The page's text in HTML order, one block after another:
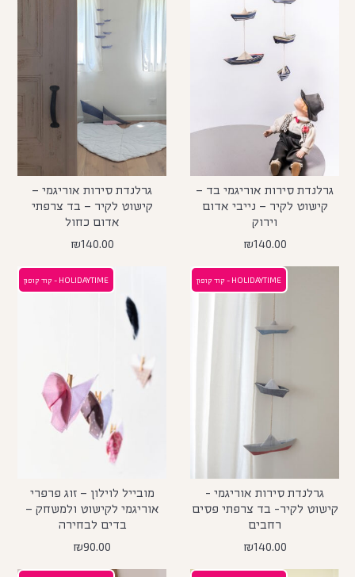
גרלנדת סירות אוריגמי בד –
קישוט לקיר – נייבי אדום
וירוק
₪140.00
גרלנדת סירות אוריגמי –
קישוט לקיר – בד צרפתי
אדום כחול
₪140.00
HOLIDAYTIME - קוד קופון
גרלנדת סירות אוריגמי -
קישוט לקיר- בד צרפתי פסים
רחבים
₪140.00
HOLIDAYTIME - קוד קופון
מובייל לוילון – זוג פרפרי
אוריגמי לקישוט ולמשחק –
בדים לבחירה
₪90.00